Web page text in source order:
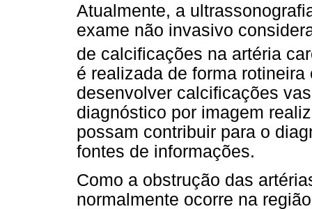
Atualmente, a
exame não invasivo
de calcificações na artéria
é realizada de forma
desenvolver calcificações
diagnóstico por imagem
possam contribuir para o
fontes de informações.
Como a obstrução das
normalmente ocorre na